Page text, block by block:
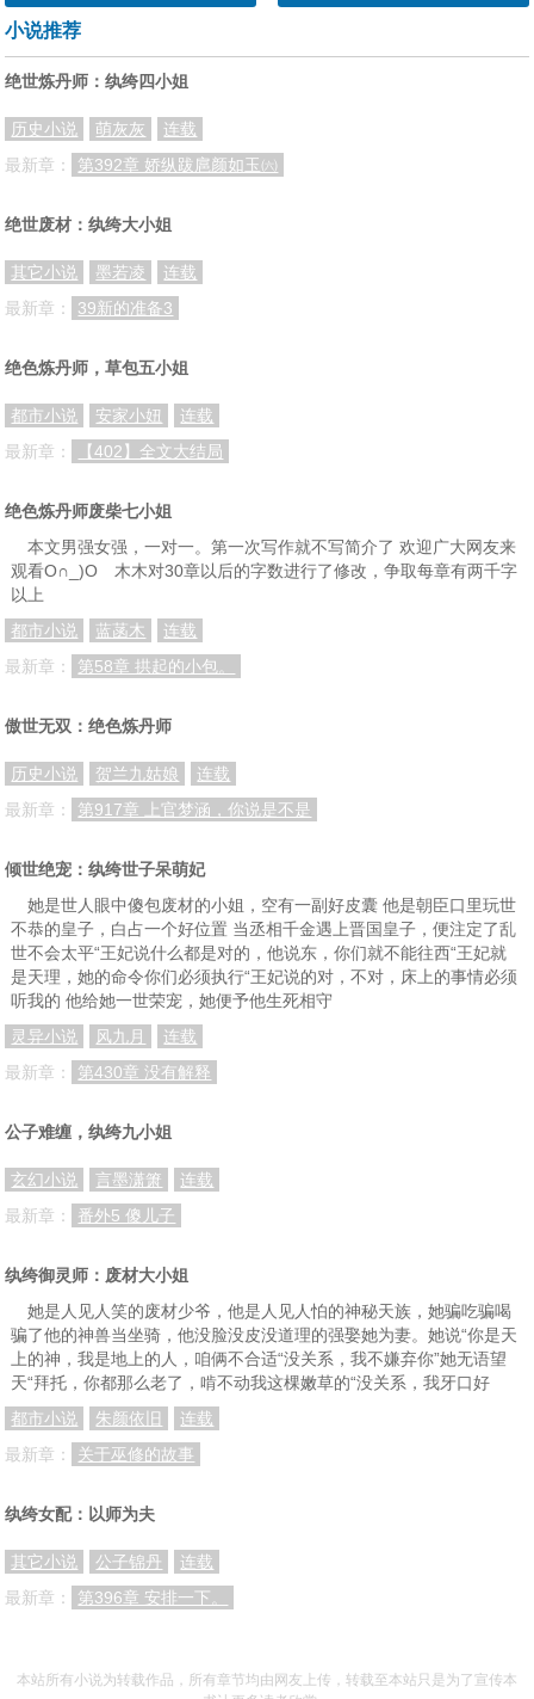
小说推荐
绝世炼丹师：纨绔四小姐
历史小说 萌灰灰
连载
最新章：
第392章 娇纵跋扈颜如玉㈥
绝世废材：纨绔大小姐
其它小说 墨若凌
连载
最新章：
39新的准备3
绝色炼丹师，草包五小姐
都市小说 安家小妞
连载
最新章：
【402】全文大结局
绝色炼丹师废柴七小姐
本文男强女强，一对一。第一次写作就不写简介了 欢迎广大网友来
观看O∩_)O 木木对30章以后的字数进行了修改，争取每章有两千字
以上
都市小说
蓝菡木
连载
最新章：
第58章 拱起的小包。
傲世无双：绝色炼丹师
历史小说 贺兰九姑娘
连载
最新章：
第917章 上官梦涵，你说是不是
倾世绝宠：纨绔世子呆萌妃
她是世人眼中傻包废材的小姐，空有一副好皮囊 他是朝臣口里玩世
不恭的皇子，白占一个好位置 当丞相千金遇上晋国皇子，便注定了乱
世不会太平“王妃说什么都是对的，他说东，你们就不能往西“王妃就
是天理，她的命令你们必须执行“王妃说的对，不对，床上的事情必须
听我的 他给她一世荣宠，她便予他生死相守
灵异小说
风九月
连载
最新章：
第430章 没有解释
公子难缠，纨绔九小姐
玄幻小说 言墨潇箫
连载
最新章：
番外5 傻儿子
纨绔御灵师：废材大小姐
她是人见人笑的废材少爷，他是人见人怕的神秘天族，她骗吃骗喝
骗了他的神兽当坐骑，他没脸没皮没道理的强娶她为妻。她说“你是天
上的神，我是地上的人，咱俩不合适“没关系，我不嫌弃你”她无语望
天“拜托，你都那么老了，啃不动我这棵嫩草的“没关系，我牙口好
都市小说
朱颜依旧
连载
最新章：
关于巫修的故事
纨绔女配：以师为夫
其它小说 公子锦丹
连载
最新章：
第396章 安排一下。
本站所有小说为转载作品，所有章节均由网友上传，转载至本站只是为了宣传本